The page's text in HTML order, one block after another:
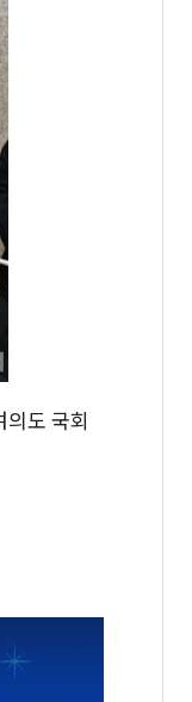
반도체 약세에 S7 모두
찰, 민중 아닌 권력 지
, '옥치 잇몸 치약' 출시
대에도 세단 저력…아반
지머티, 2분기 영업손
도 국회